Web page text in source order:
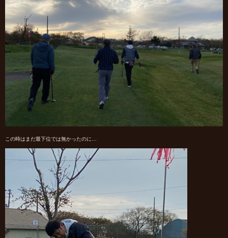
この時はまだ最下位では無かったのに…